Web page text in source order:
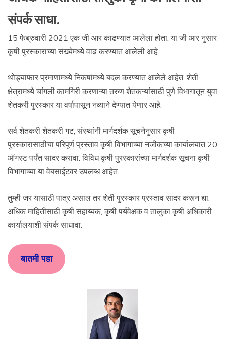
संपर्क साधा.
15 फेब्रुवारी 2021 एक जी आर काढण्यात आलेला होता. या जी आर नुसार
कृषी पुरस्काराच्या संख्येमध्ये वाढ करण्यात आलेली आहे.
थोड्याफार प्रमाणामध्ये निकषांमध्ये बदल करण्यात आलेले आहेत. शेती
क्षेत्रामध्ये चांगली कामगिरी करणाऱ्या तरुण शेतकऱ्यांसाठी पुणे विभागातून युवा
शेतकरी पुरस्कार या वर्षापासून नव्याने देण्यात येणार आहे.
सर्व शेतकरी शेतकरी गट, संस्थांनी मार्गदर्शक सूचनेनुसार कृषी
पुरस्कारासाठीचा परिपूर्ण प्रस्ताव कृषी विभागाच्या नजीकच्या कार्यालयात 20
ऑगस्ट पर्यंत सादर करावा. विविध कृषी पुरस्कारांच्या मार्गदर्शक सूचना कृषी
विभागाच्या या वेबसाईटवर उपलब्ध आहेत.
तुम्ही जर यासाठी पात्र असाल तर शेती पुरस्कार प्रस्ताव सादर करून द्या.
अधिक माहितीसाठी कृषी सहाय्यक, कृषी पर्यवेक्षक व तालुका कृषी अधिकारी
कार्यालयाशी संपर्क साधावा.
बातमी पहा